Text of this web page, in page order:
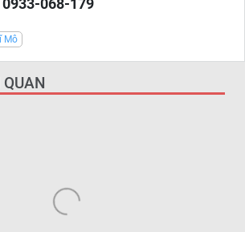
0933-068-179
Mô